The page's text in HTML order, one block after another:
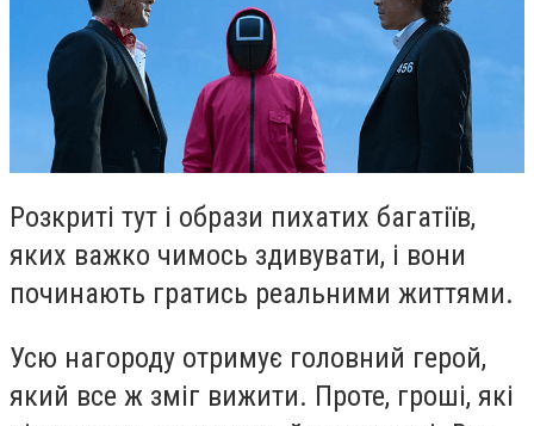
Розкриті тут і образи пихатих багатіїв,
яких важко чимось здивувати, і вони
починають гратись реальними життями.
Усю нагороду отримує головний герой,
який все ж зміг вижити. Проте, гроші, які